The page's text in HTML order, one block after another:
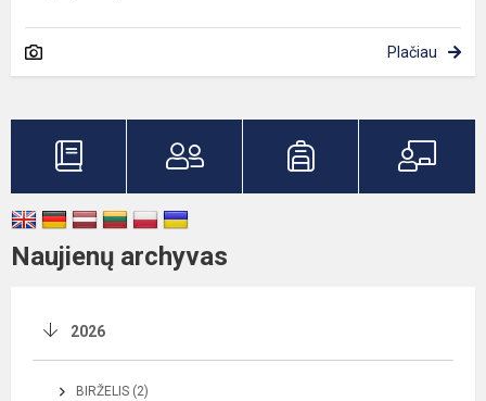
Plačiau
Naujienų archyvas
2026
BIRŽELIS (2)